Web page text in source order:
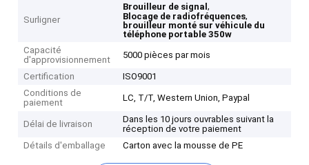
Surligner
Brouilleur de signal,
Blocage de radiofréquences,
brouilleur monté sur véhicule du
téléphone portable 350w
Capacité
d'approvisionnement
5000 pièces par mois
Certification
ISO9001
Conditions de
paiement
LC, T/T, Western Union, Paypal
Délai de livraison
Dans les 10 jours ouvrables suivant la
réception de votre paiement
Détails d'emballage
Carton avec la mousse de PE